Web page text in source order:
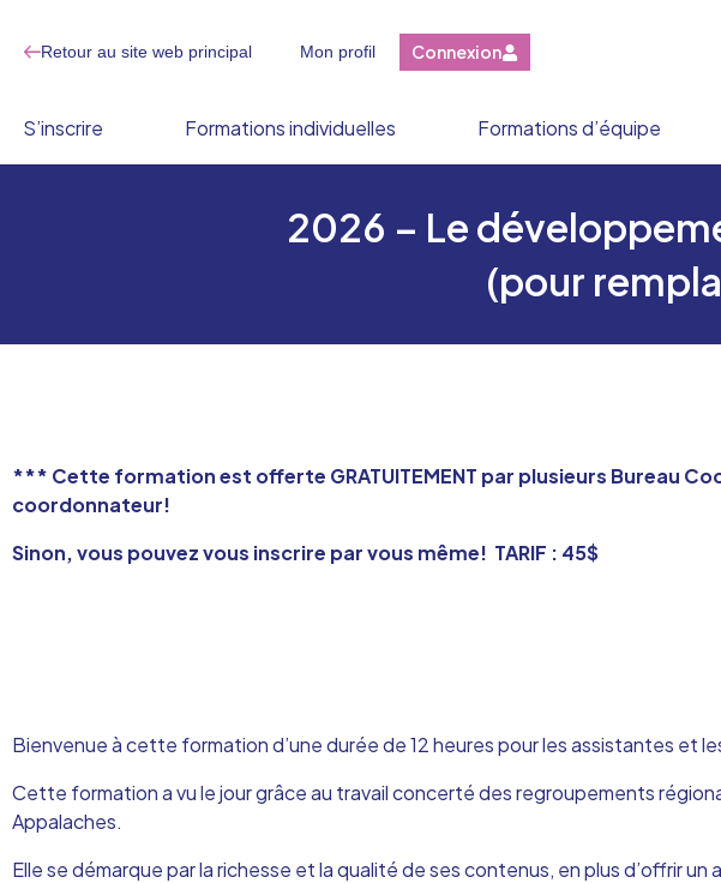
Retour au site web principal Mon profil Connexion
S’inscrire Formations individuelles Formations d’équipe
2026 – Le
(pour
*** Cette formation est offerte GRATUITEMENT par plusieurs Bureau
coordonnateur!
Sinon, vous pouvez vous inscrire par vous même! TARIF : 45$
Bienvenue à cette formation d’une durée de 12 heures pour les assistantes et
Cette formation a vu le jour grâce au travail concerté des regroupements
Appalaches.
Elle se démarque par la richesse et la qualité de ses contenus, en plus d’offrir